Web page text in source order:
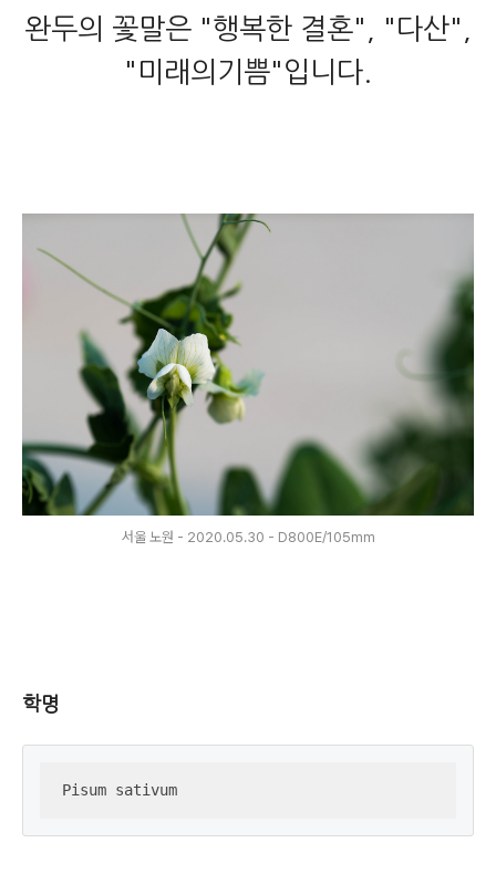
완두의 꽃말은 "행복한 결혼", "다산",
"미래의기쁨"입니다.
서울 노원 - 2020.05.30 - D800E/105mm
학명
Pisum sativum